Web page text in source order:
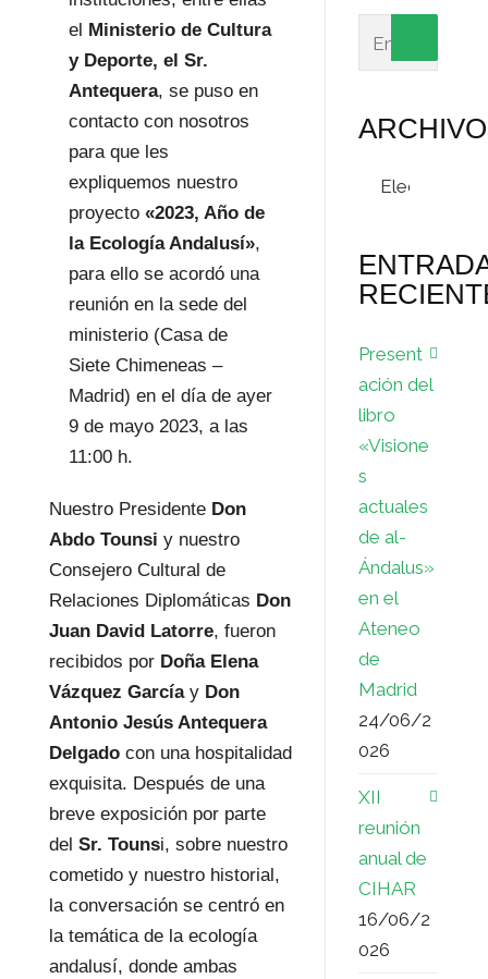
el Ministerio de Cultura
y Deporte, el Sr.
Antequera, se puso en
contacto con nosotros
para que les
expliquemos nuestro
proyecto «2023, Año de
la Ecología Andalusí»,
para ello se acordó una
reunión en la sede del
ministerio (Casa de
Siete Chimeneas –
Madrid) en el día de ayer
9 de mayo 2023, a las
11:00 h.
Nuestro Presidente Don
Abdo Tounsi y nuestro
Consejero Cultural de
Relaciones Diplomáticas Don
Juan David Latorre, fueron
recibidos por Doña Elena
Vázquez Garcíay Don
Antonio Jesús Antequera
Delgadocon una hospitalidad
exquisita. Después de una
breve exposición por parte
del Sr. Tounsi, sobre nuestro
cometido y nuestro historial,
la conversación se centró en
la temática de la ecología
andalusí, donde ambas
Present
ación del
libro
«Visione
s
actuales
de al-
Ándalus»
en el
Ateneo
de
Madrid
24/06/2
026
XII
reunión
anual de
CIHAR
16/06/2
026